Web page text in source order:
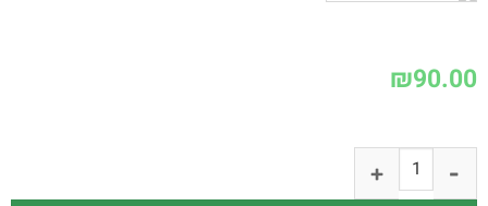
₪90.00